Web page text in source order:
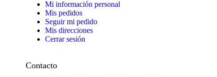
Mi información personal
Mis pedidos
Seguir mi pedido
Mis direcciones
Cerrar sesión
Contacto